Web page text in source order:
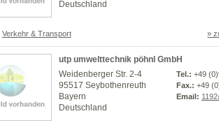
Deutschland
Verkehr & Transport »
utp umwelttechnik pöhnl GmbH
Weidenberger Str. 2-4
95517 Seybothenreuth
Bayern
Deutschland
Tel.: +49
Fax.: +49
Email: